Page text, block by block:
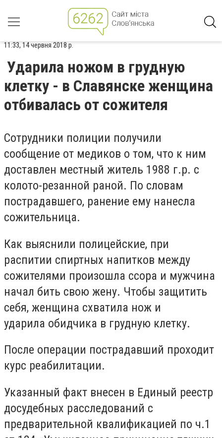
11:33, 14 червня 2018 р.
Ударила ножом в грудную
клетку - в Славянске женщина
отбивалась от сожителя
Сотрудники полиции получили
сообщение от медиков о том, что к ним
доставлен местный житель 1988 г.р. с
колото-резанной раной. По словам
пострадавшего, ранение ему нанесла
сожительница.
Как выяснили полицейские, при
распитии спиртных напитков между
сожителями произошла ссора и мужчина
начал бить свою жену. Чтобы защитить
себя, женщина схватила нож и
ударила обидчика в грудную клетку.
После операции пострадавший проходит
курс реабилитации.
Указанный факт внесен в Единый реестр
досудебных расследований с
предварительной квалификацией по ч.1